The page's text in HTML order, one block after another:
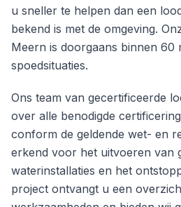
u sneller te helpen dan een
bekend is met de omgeving.
Meern is doorgaans binnen 60
spoedsituaties.
Ons team van gecertificeerde
over alle benodigde
conform de geldende wet- en
erkend voor het uitvoeren van
waterinstallaties en het
project ontvangt u een